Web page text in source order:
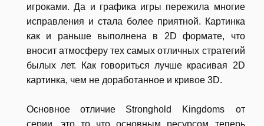
игроками. Да и графика игры пережила многие
исправления и стала более приятной. Картинка
как и раньше выполнена в 2D формате, что
вносит атмосферу тех самых отличных стратегий
былых лет. Как говориться лучше красивая 2D
картинка, чем не доработанное и кривое 3D.
Основное отличие Stronghold Kingdoms от
серии, это то что основным ресурсом теперь